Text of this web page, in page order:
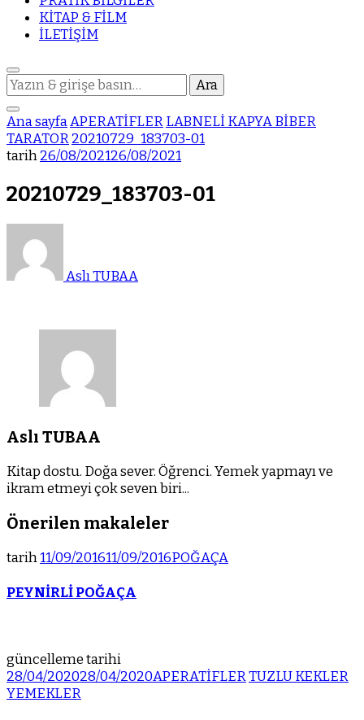
KİTAP & FİLM
İLETİŞİM
Bir
şey
mi
arıyorsunuz?
Ana sayfaAPERATİFLERLABNELİ KAPYA BİBER
TARATOR20210729_183703-01
tarih26/08/202126/08/2021
20210729_183703-01
Aslı TUBAA
Aslı TUBAA
Kitap dostu. Doğa sever. Öğrenci. Yemek yapmayı ve
ikram etmeyi çok seven biri...
Önerilen makaleler
tarih11/09/201611/09/2016POĞAÇA
PEYNİRLİ POĞAÇA
güncelleme tarihi
28/04/202028/04/2020APERATİFLERTUZLU KEKLER
YEMEKLER